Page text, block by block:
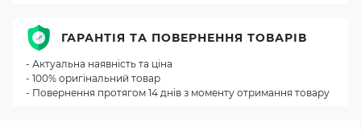
ГАРАНТІЯ ТА ПОВЕРНЕННЯ ТОВАРІВ
- Актуальна наявність та ціна
- 100% оригінальний товар
- Повернення протягом 14 днів з моменту отримання товару